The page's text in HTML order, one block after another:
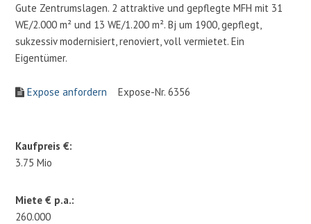
Gute Zentrumslagen. 2 attraktive und gepflegte MFH mit 31
WE/2.000 m² und 13 WE/1.200 m². Bj um 1900, gepflegt,
sukzessiv modernisiert, renoviert, voll vermietet. Ein
Eigentümer.
Expose anfordern Expose-Nr. 6356
Kaufpreis €:
3.75 Mio
Miete € p.a.:
260.000